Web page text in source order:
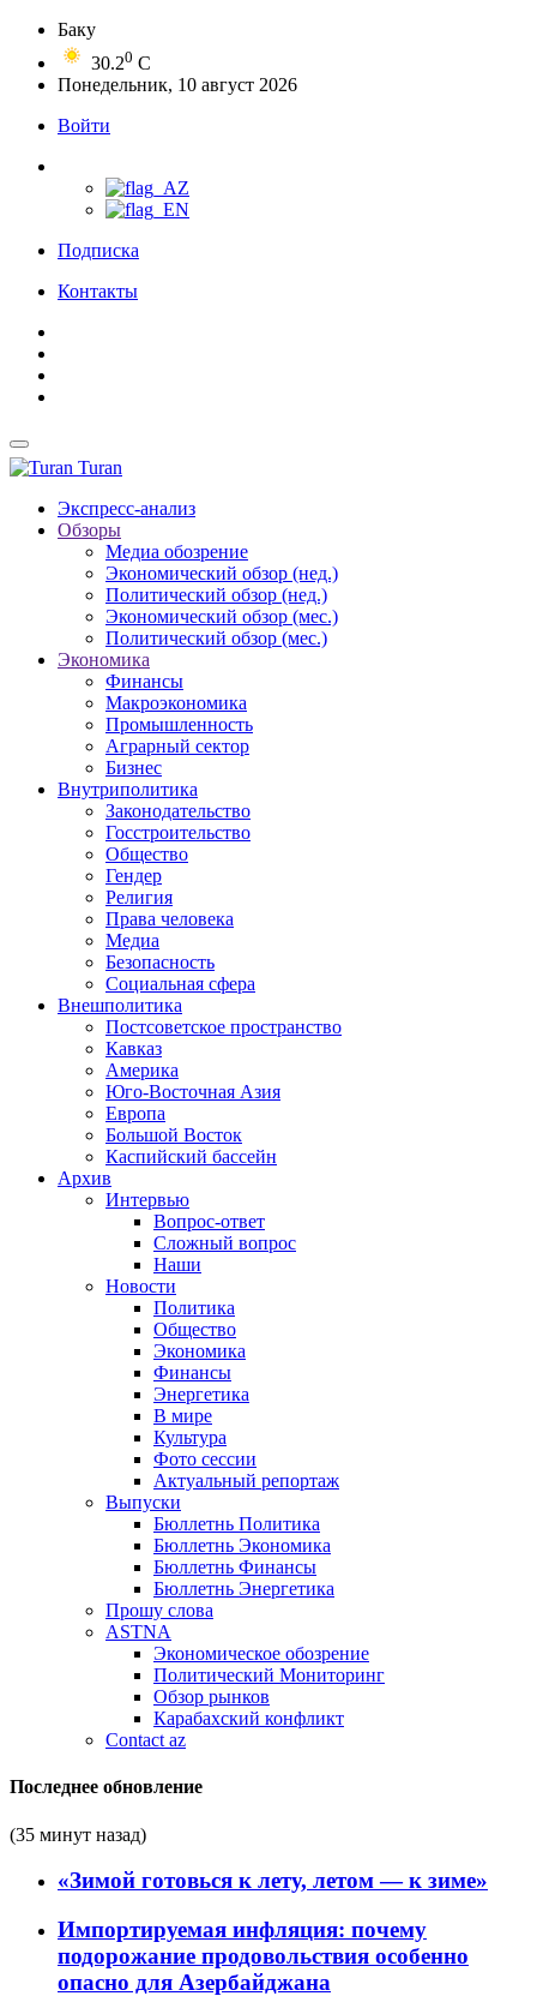
Баку
30.20 C
Понедельник, 10 август 2026
Войти
Подписка
Контакты
Turan
Экспресс-анализ
Обзоры
Медиа обозрение
Экономический обзор (нед.)
Политический обзор (нед.)
Экономический обзор (мес.)
Политический обзор (мес.)
Экономика
Финансы
Макроэкономика
Промышленность
Аграрный сектор
Бизнес
Внутриполитика
Законодательство
Госстроительство
Общество
Гендер
Религия
Права человека
Медиа
Безопасность
Социальная сфера
Внешполитика
Постсоветское пространство
Кавказ
Америка
Юго-Восточная Азия
Европа
Большой Восток
Каспийский бассейн
Архив
Интервью
Вопрос-ответ
Сложный вопрос
Наши
Новости
Политика
Общество
Экономика
Финансы
Энергетика
В мире
Культура
Фото сессии
Актуальный репортаж
Выпуски
Бюллетнь Политика
Бюллетнь Экономика
Бюллетнь Финансы
Бюллетнь Энергетика
Прошу слова
ASTNA
Экономическое обозрение
Политический Мониторинг
Обзор рынков
Карабахский конфликт
Contact az
Последнее обновление
(35 минут назад)
«Зимой готовься к лету, летом — к зиме»
Импортируемая инфляция: почему
подорожание продовольствия особенно
опасно для Азербайджана